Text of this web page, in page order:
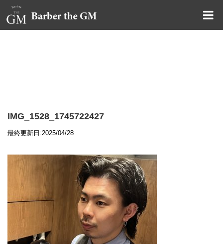
IMG_1528_1745722427
最終更新日:2025/04/28